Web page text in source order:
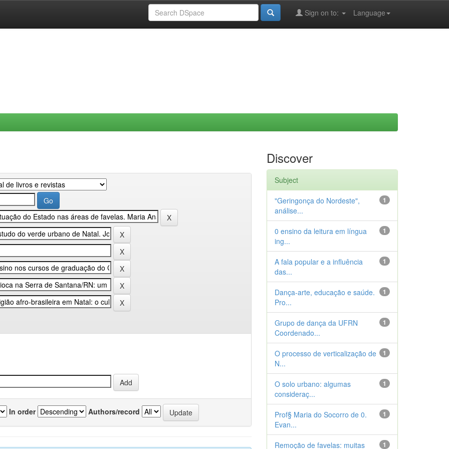
Language
Sign on to:
In order Authors/record
Discover
Subject
1
"Geringonça do Nordeste",
análise...
1
0 ensino da leitura em língua
ing...
1
A fala popular e a influência
das...
1
Dança-arte, educação e saúde.
Pro...
1
Grupo de dança da UFRN
Coordenado...
1
O processo de verticalização de
N...
1
O solo urbano: algumas
consideraç...
1
Prof§ Maria do Socorro de 0.
Evan...
1
Remoção de favelas: muitas